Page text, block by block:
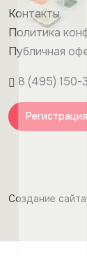
Контакты
Политика
Публичная
8 (495) 150-
Регистрация
Создание